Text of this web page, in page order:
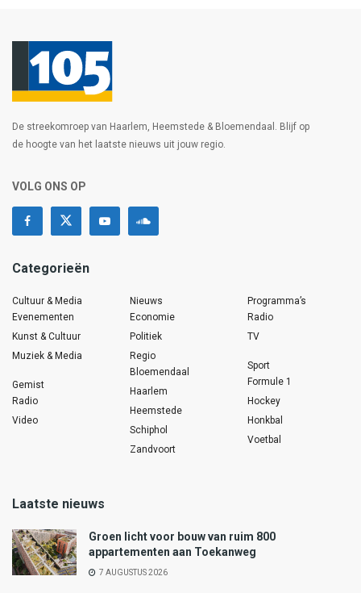
De streekomroep van Haarlem, Heemstede & Bloemendaal. Blijf op
de hoogte van het laatste nieuws uit jouw regio.
VOLG ONS OP
Categorieën
Cultuur & Media
Evenementen
Kunst & Cultuur
Muziek & Media
Gemist
Radio
Video
Nieuws
Economie
Politiek
Regio
Bloemendaal
Haarlem
Heemstede
Schiphol
Zandvoort
Programma’s
Radio
TV
Sport
Formule 1
Hockey
Honkbal
Voetbal
Laatste nieuws
Groen licht voor bouw van ruim 800
appartementen aan Toekanweg
7 AUGUSTUS 2026